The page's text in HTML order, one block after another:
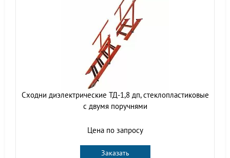
Сходни диэлектрические ТД-1,8 дп, стеклопластиковые
с двумя поручнями
Цена по запросу
Заказать